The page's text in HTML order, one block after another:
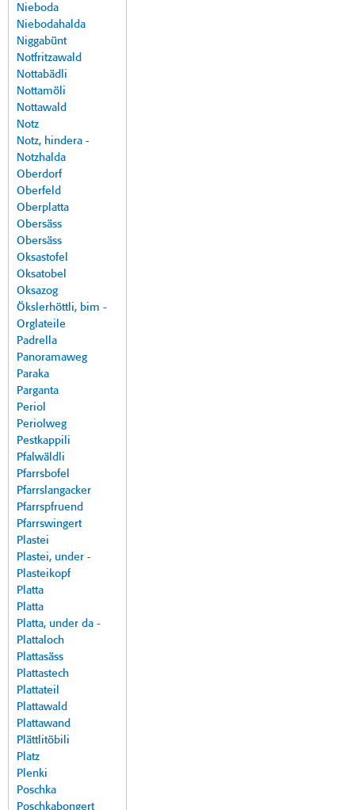
Nieboda
Niebodahalda
Niggabünt
Notfritzawald
Nottabädli
Nottamöli
Nottawald
Notz
Notz, hindera -
Notzhalda
Oberdorf
Oberfeld
Oberplatta
Obersäss
Obersäss
Oksastofel
Oksatobel
Oksazog
Ökslerhöttli, bim -
Orglateile
Padrella
Panoramaweg
Paraka
Parganta
Periol
Periolweg
Pestkappili
Pfalwäldli
Pfarrsbofel
Pfarrslangacker
Pfarrspfruend
Pfarrswingert
Plastei
Plastei, under -
Plasteikopf
Platta
Platta
Platta, under da -
Plattaloch
Plattasäss
Plattastech
Plattateil
Plattawald
Plattawand
Plättlitöbili
Platz
Plenki
Poschka
Poschkabongert